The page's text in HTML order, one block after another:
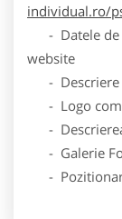
individual.ro/
- Datele de
website
- Descriere
- Logo
-
- Galerie
-